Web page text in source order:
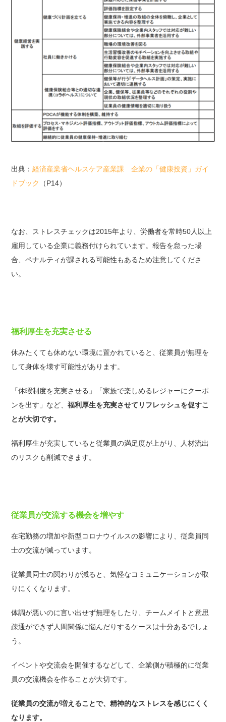
出典：経済産業省ヘルスケア産業課 企業の「健康投資」ガイ
ドブック
（P14）
なお、ストレスチェックは2015年より、労働者を常時50人以上
雇用している企業に義務付けられています。報告を怠った場
合、ペナルティが課される可能性もあるため注意してくださ
い。
福利厚生を充実させる
休みたくても休めない環境に置かれていると、従業員が無理を
して身体を壊す可能性があります。
「休暇制度を充実させる」「家族で楽しめるレジャーにクーポ
ンを出す」など、福利厚生を充実させてリフレッシュを促すこ
とが大切です。
福利厚生が充実していると従業員の満足度が上がり、人材流出
のリスクも削減できます。
従業員が交流する機会を増やす
在宅勤務の増加や新型コロナウイルスの影響により、従業員同
士の交流が減っています。
従業員同士の関わりが減ると、気軽なコミュニケーションが取
りにくくなります。
体調が悪いのに言い出せず無理をしたり、チームメイトと意思
疎通ができず人間関係に悩んだりするケースは十分あるでしょ
う。
イベントや交流会を開催するなどして、企業側が積極的に従業
員の交流機会を作ることが大切です。
従業員の交流が増えることで、精神的なストレスを感じにくく
なります。